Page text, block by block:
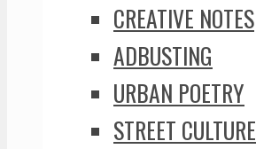
CREATIVE NOTES
ADBUSTING
URBAN POETRY
STREET CULTURE